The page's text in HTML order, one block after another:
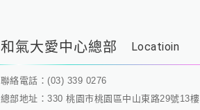
和氣大愛中心總部 Locatioin
聯絡電話：(03) 339 0276
總部地址：330 桃園市桃園區中山東路29號13樓